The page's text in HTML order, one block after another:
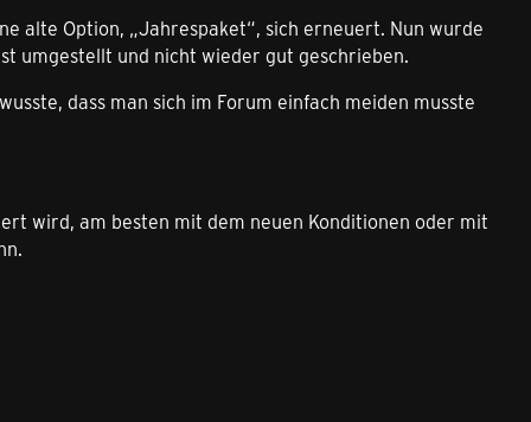
alte Option, „Jahrespaket“, sich erneuert. Nun wurde
umgestellt und nicht wieder gut geschrieben.
dass man sich im Forum einfach meiden musste
wird, am besten mit dem neuen Konditionen oder mit